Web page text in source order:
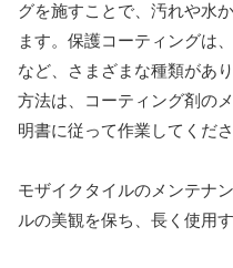
グを施すことで、汚れや水
ます。保護コーティングは
など、さまざまな種類があ
方法は、コーティング剤の
明書に従って作業してくださ
モザイクタイルのメンテナ
ルの美観を保ち、長く使用